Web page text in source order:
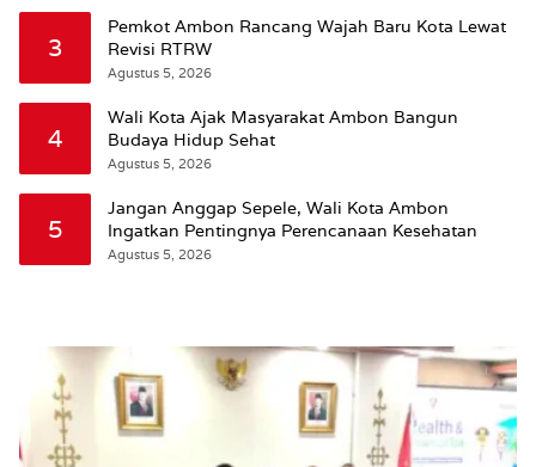
3
Pemkot Ambon Rancang Wajah Baru Kota Lewat
Revisi RTRW
Agustus 5, 2026
4
Wali Kota Ajak Masyarakat Ambon Bangun
Budaya Hidup Sehat
Agustus 5, 2026
5
Jangan Anggap Sepele, Wali Kota Ambon
Ingatkan Pentingnya Perencanaan Kesehatan
Agustus 5, 2026